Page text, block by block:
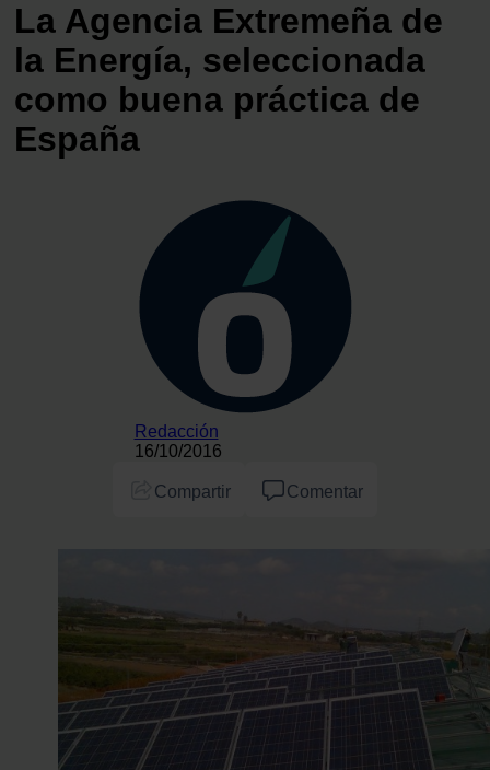
La Agencia Extremeña de
la Energía, seleccionada
como buena práctica de
España
Redacción
16/10/2016
Compartir Comentar